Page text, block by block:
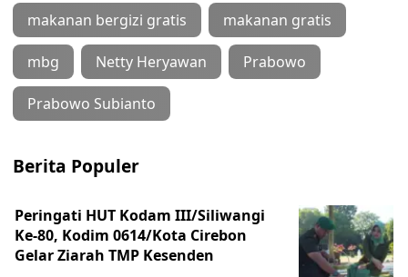
makanan bergizi gratis makanan gratis
mbg Netty Heryawan Prabowo
Prabowo Subianto
Berita Populer
Peringati HUT Kodam III/Siliwangi
Ke-80, Kodim 0614/Kota Cirebon
Gelar Ziarah TMP Kesenden